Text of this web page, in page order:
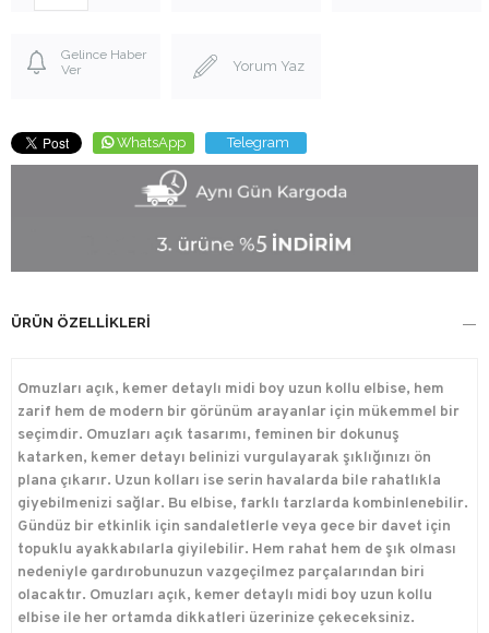
Gelince Haber
Ver
Yorum Yaz
WhatsApp Telegram
ÜRÜN ÖZELLIKLERI
Omuzları açık, kemer detaylı midi boy uzun kollu elbise, hem
zarif hem de modern bir görünüm arayanlar için mükemmel bir
seçimdir. Omuzları açık tasarımı, feminen bir dokunuş
katarken, kemer detayı belinizi vurgulayarak şıklığınızı ön
plana çıkarır. Uzun kolları ise serin havalarda bile rahatlıkla
giyebilmenizi sağlar. Bu elbise, farklı tarzlarda kombinlenebilir.
Gündüz bir etkinlik için sandaletlerle veya gece bir davet için
topuklu ayakkabılarla giyilebilir. Hem rahat hem de şık olması
nedeniyle gardırobunuzun vazgeçilmez parçalarından biri
olacaktır. Omuzları açık, kemer detaylı midi boy uzun kollu
elbise ile her ortamda dikkatleri üzerinize çekeceksiniz.